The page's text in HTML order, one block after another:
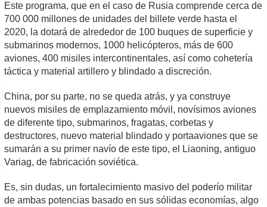
Este programa, que en el caso de Rusia comprende cerca de
700 000 millones de unidades del billete verde hasta el
2020, la dotará de alrededor de 100 buques de superficie y
submarinos modernos, 1000 helicópteros, más de 600
aviones, 400 misiles intercontinentales, así como cohetería
táctica y material artillero y blindado a discreción.
China, por su parte, no se queda atrás, y ya construye
nuevos misiles de emplazamiento móvil, novísimos aviones
de diferente tipo, submarinos, fragatas, corbetas y
destructores, nuevo material blindado y portaaviones que se
sumarán a su primer navío de este tipo, el Liaoning, antiguo
Variag, de fabricación soviética.
Es, sin dudas, un fortalecimiento masivo del poderío militar
de ambas potencias basado en sus sólidas economías, algo